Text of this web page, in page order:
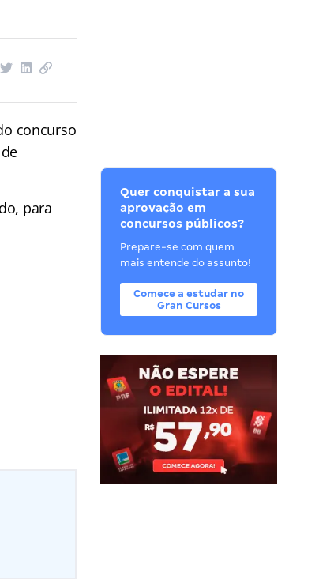
concurso
para
Quer conquistar a sua
aprovação em
concursos públicos?
Prepare-se com quem
mais entende do assunto!
Comece a estudar no
Gran Cursos